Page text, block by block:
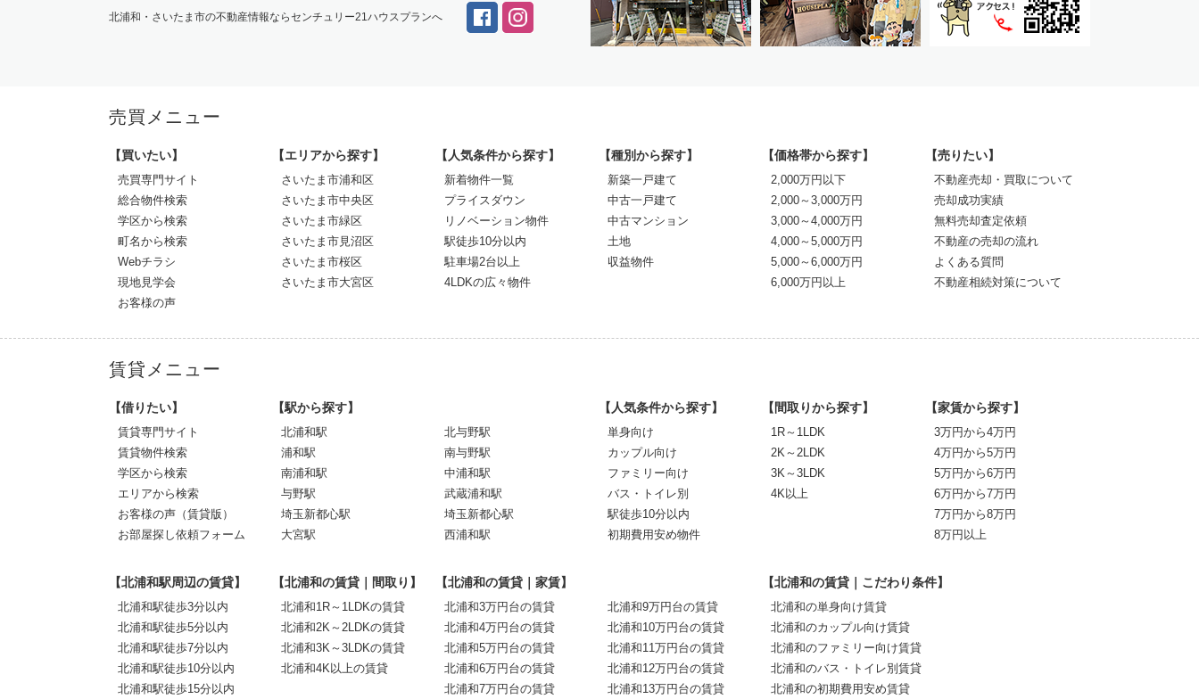
北浦和・さいたま市の不動産情報ならセンチュリー21ハウスプランへ
売買メニュー
【買いたい】
売買専門サイト
総合物件検索
学区から検索
町名から検索
Webチラシ
現地見学会
お客様の声
【エリアから探す】
さいたま市浦和区
さいたま市中央区
さいたま市緑区
さいたま市見沼区
さいたま市桜区
さいたま市大宮区
【人気条件から探す】
新着物件一覧
プライスダウン
リノベーション物件
駅徒歩10分以内
駐車場2台以上
4LDKの広々物件
【種別から探す】
新築一戸建て
中古一戸建て
中古マンション
土地
収益物件
【価格帯から探す】
2,000万円以下
2,000～3,000万円
3,000～4,000万円
4,000～5,000万円
5,000～6,000万円
6,000万円以上
【売りたい】
不動産売却・買取について
売却成功実績
無料売却査定依頼
不動産の売却の流れ
よくある質問
不動産相続対策について
賃貸メニュー
【借りたい】
賃貸専門サイト
賃貸物件検索
学区から検索
エリアから検索
お客様の声（賃貸版）
お部屋探し依頼フォーム
【駅から探す】
北浦和駅
浦和駅
南浦和駅
与野駅
埼玉新都心駅
大宮駅
北与野駅
南与野駅
中浦和駅
武蔵浦和駅
埼玉新都心駅
西浦和駅
【人気条件から探す】
単身向け
カップル向け
ファミリー向け
バス・トイレ別
駅徒歩10分以内
初期費用安め物件
【間取りから探す】
1R～1LDK
2K～2LDK
3K～3LDK
4K以上
【家賃から探す】
3万円から4万円
4万円から5万円
5万円から6万円
6万円から7万円
7万円から8万円
8万円以上
【北浦和駅周辺の賃貸】
北浦和駅徒歩3分以内
北浦和駅徒歩5分以内
北浦和駅徒歩7分以内
北浦和駅徒歩10分以内
北浦和駅徒歩15分以内
【北浦和の賃貸｜間取り】
北浦和1R～1LDKの賃貸
北浦和2K～2LDKの賃貸
北浦和3K～3LDKの賃貸
北浦和4K以上の賃貸
【北浦和の賃貸｜家賃】
北浦和3万円台の賃貸
北浦和4万円台の賃貸
北浦和5万円台の賃貸
北浦和6万円台の賃貸
北浦和7万円台の賃貸
北浦和9万円台の賃貸
北浦和10万円台の賃貸
北浦和11万円台の賃貸
北浦和12万円台の賃貸
北浦和13万円台の賃貸
【北浦和の賃貸｜こだわり条件】
北浦和の単身向け賃貸
北浦和のカップル向け賃貸
北浦和のファミリー向け賃貸
北浦和のバス・トイレ別賃貸
北浦和の初期費用安め賃貸